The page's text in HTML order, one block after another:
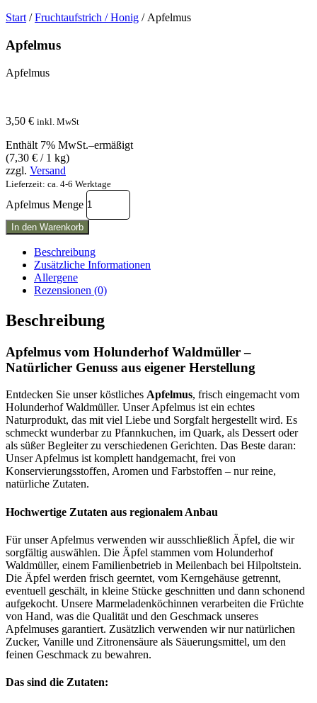
Start /Fruchtaufstrich / Honig / Apfelmus
Apfelmus
Apfelmus
3,50 € inkl. MwSt
Enthält 7% MwSt.–ermäßigt
(7,30 € / 1 kg)
zzgl. Versand
Lieferzeit: ca. 4-6 Werktage
Apfelmus Menge
In den Warenkorb
Beschreibung
Zusätzliche Informationen
Allergene
Rezensionen (0)
Beschreibung
Apfelmus vom Holunderhof Waldmüller –
Natürlicher Genuss aus eigener Herstellung
Entdecken Sie unser köstliches Apfelmus, frisch eingemacht vom
Holunderhof Waldmüller. Unser Apfelmus ist ein echtes
Naturprodukt, das mit viel Liebe und Sorgfalt hergestellt wird. Es
schmeckt wunderbar zu Pfannkuchen, im Quark, als Dessert oder
als süßer Begleiter zu verschiedenen Gerichten. Das Beste daran:
Unser Apfelmus ist komplett handgemacht, frei von
Konservierungsstoffen, Aromen und Farbstoffen – nur reine,
natürliche Zutaten.
Hochwertige Zutaten aus regionalem Anbau
Für unser Apfelmus verwenden wir ausschließlich Äpfel, die wir
sorgfältig auswählen. Die Äpfel stammen vom Holunderhof
Waldmüller, einem Familienbetrieb in Meilenbach bei Hilpoltstein.
Die Äpfel werden frisch geerntet, vom Kerngehäuse getrennt,
eventuell geschält, in kleine Stücke geschnitten und dann schonend
aufgekocht. Unsere Marmeladenköchinnen verarbeiten die Früchte
von Hand, was die Qualität und den Geschmack unseres
Apfelmuses garantiert. Zusätzlich verwenden wir nur natürlichen
Zucker, Vanille und Zitronensäure als Säuerungsmittel, um den
feinen Geschmack zu bewahren.
Das sind die Zutaten: